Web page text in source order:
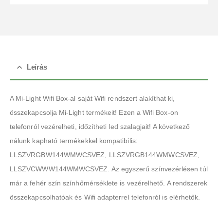
Leírás
A Mi-Light Wifi Box-al saját Wifi rendszert alakíthat ki,
összekapcsolja Mi-Light termékeit! Ezen a Wifi Box-on
telefonról vezérelheti, időzítheti led szalagjait! A következő
nálunk kapható termékekkel kompatibilis:
LLSZVRGBW144WMWCSVEZ, LLSZVRGB144WMWCSVEZ,
LLSZVCWWW144WMWCSVEZ. Az egyszerű színvezérlésen túl
már a fehér szín színhőmérséklete is vezérelhető. A rendszerek
összekapcsolhatóak és Wifi adapterrel telefonról is elérhetők.